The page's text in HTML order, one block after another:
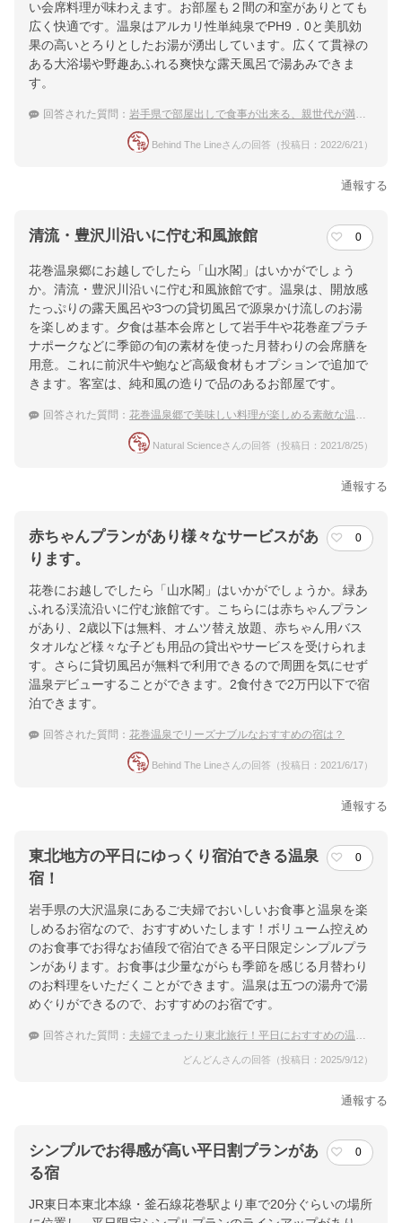
い会席料理が味わえます。お部屋も２間の和室がありとても
広く快適です。温泉はアルカリ性単純泉でPH9．0と美肌効
果の高いとろりとしたお湯が湧出しています。広くて貫禄の
ある大浴場や野趣あふれる爽快な露天風呂で湯あみできま
す。
回答された質問： 岩手県で部屋出しで食事が出来る、親世代が満足する温泉宿は？
Behind The Lineさんの回答（投稿日：2022/6/21）
通報する
清流・豊沢川沿いに佇む和風旅館 0
花巻温泉郷にお越しでしたら「山水閣」はいかがでしょう
か。清流・豊沢川沿いに佇む和風旅館です。温泉は、開放感
たっぷりの露天風呂や3つの貸切風呂で源泉かけ流しのお湯
を楽しめます。夕食は基本会席として岩手牛や花巻産プラチ
ナポークなどに季節の旬の素材を使った月替わりの会席膳を
用意。これに前沢牛や鮑など高級食材もオプションで追加で
きます。客室は、純和風の造りで品のあるお部屋です。
回答された質問： 花巻温泉郷で美味しい料理が楽しめる素敵な温泉宿
Natural Scienceさんの回答（投稿日：2021/8/25）
通報する
赤ちゃんプランがあり様々なサービスがあ
ります。
0
花巻にお越しでしたら「山水閣」はいかがでしょうか。緑あ
ふれる渓流沿いに佇む旅館です。こちらには赤ちゃんプラン
があり、2歳以下は無料、オムツ替え放題、赤ちゃん用バス
タオルなど様々な子ども用品の貸出やサービスを受けられま
す。さらに貸切風呂が無料で利用できるので周囲を気にせず
温泉デビューすることができます。2食付きで2万円以下で宿
泊できます。
回答された質問： 花巻温泉でリーズナブルなおすすめの宿は？
Behind The Lineさんの回答（投稿日：2021/6/17）
通報する
東北地方の平日にゆっくり宿泊できる温泉
宿！
0
岩手県の大沢温泉にあるご夫婦でおいしいお食事と温泉を楽
しめるお宿なので、おすすめいたします！ボリューム控えめ
のお食事でお得なお値段で宿泊できる平日限定シンプルプラ
ンがあります。お食事は少量ながらも季節を感じる月替わり
のお料理をいただくことができます。温泉は五つの湯舟で湯
めぐりができるので、おすすめのお宿です。
回答された質問： 夫婦でまったり東北旅行！平日におすすめの温泉宿
どんどんさんの回答（投稿日：2025/9/12）
通報する
シンプルでお得感が高い平日割プランがあ
る宿
0
JR東日本東北本線・釜石線花巻駅より車で20分ぐらいの場所